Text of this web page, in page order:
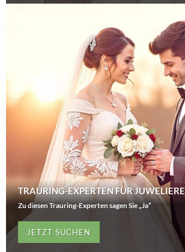
TRAURING-EXPERTEN FÜR JUWELIERE
Zu diesen Trauring-Experten sagen Sie „Ja”
JETZT SUCHEN